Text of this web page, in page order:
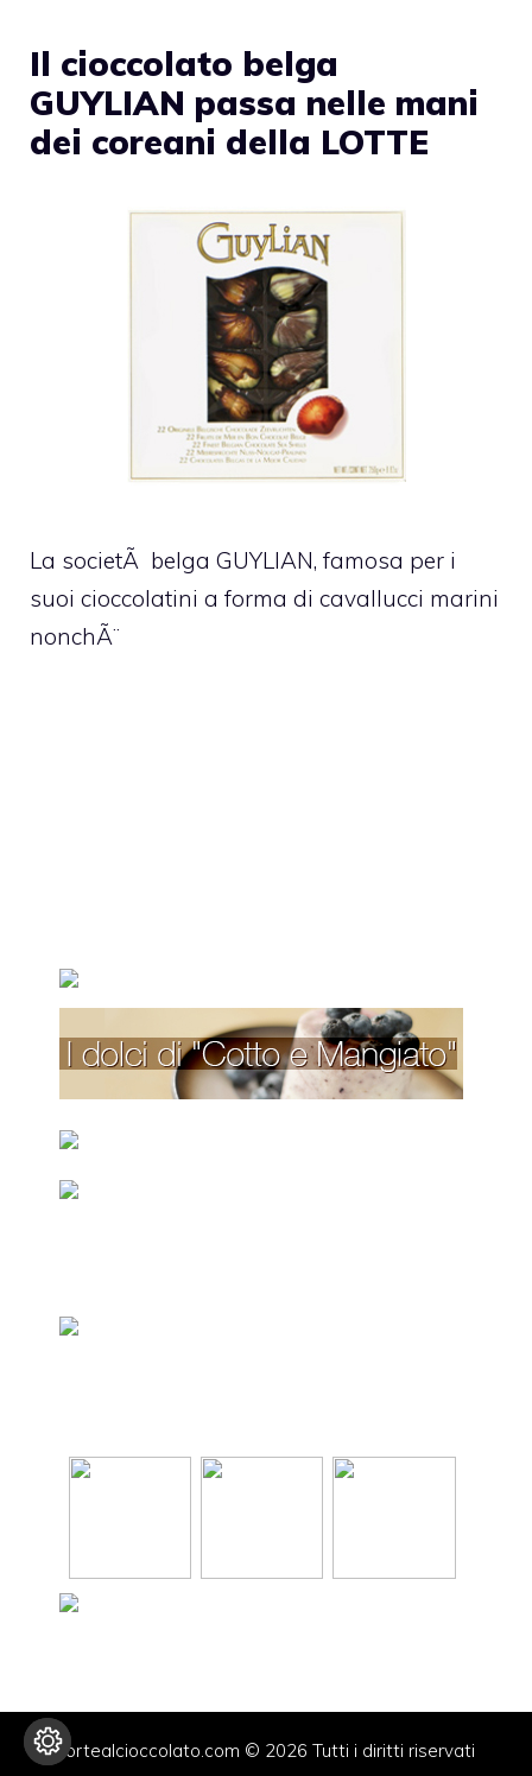
Il cioccolato belga
GUYLIAN passa nelle mani
dei coreani della LOTTE
La societÃ belga GUYLIAN, famosa per i
suoi cioccolatini a forma di cavallucci marini
nonchÃ¨
tortealcioccolato.com © 2026 Tutti i diritti riservati